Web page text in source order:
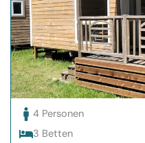
4 Personen
3 Betten